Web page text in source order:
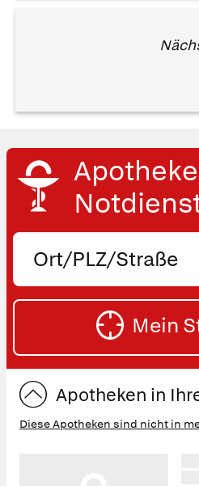
Ort,
oder
Straße
Mein
Apotheken in
Diese Apotheken sind nicht in